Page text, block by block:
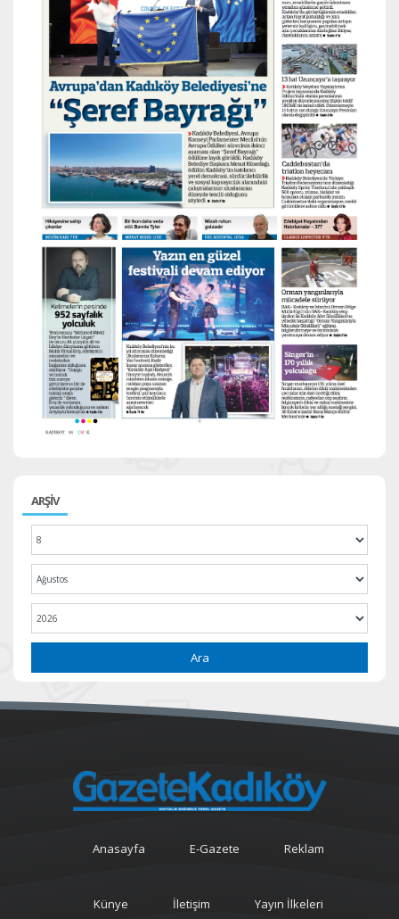
ARŞİV
Ara
Anasayfa E-Gazete Reklam
Künye İletişim Yayın İlkeleri